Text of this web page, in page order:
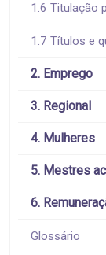
1.6 Titulação
1.7 Títulos e
2. Emprego
3. Regional
4. Mulheres
5. Mestres
6.
Glossário